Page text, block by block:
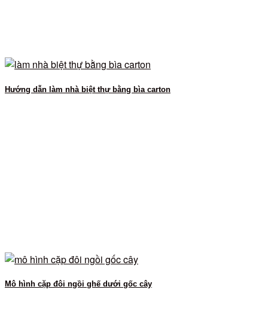
Hướng dẫn làm nhà biệt thự bằng bìa carton
Mô hình cặp đôi ngồi ghế dưới gốc cây